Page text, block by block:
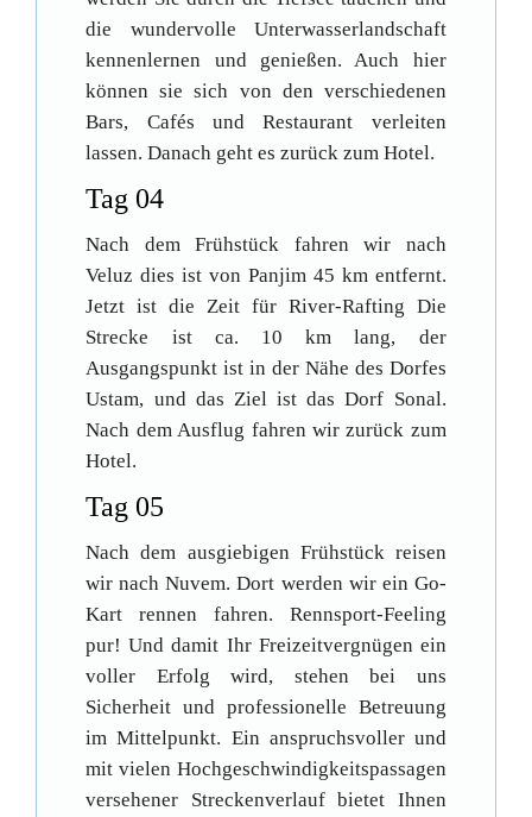
die wundervolle Unterwasserlandschaft
kennenlernen und genießen. Auch hier
können sie sich von den verschiedenen
Bars, Cafés und Restaurant verleiten
lassen. Danach geht es zurück zum Hotel.
Tag 04
Nach dem Frühstück fahren wir nach
Veluz dies ist von Panjim 45 km entfernt.
Jetzt ist die Zeit für River-Rafting Die
Strecke ist ca. 10 km lang, der
Ausgangspunkt ist in der Nähe des Dorfes
Ustam, und das Ziel ist das Dorf Sonal.
Nach dem Ausflug fahren wir zurück zum
Hotel.
Tag 05
Nach dem ausgiebigen Frühstück reisen
wir nach Nuvem. Dort werden wir ein Go-
Kart rennen fahren. Rennsport-Feeling
pur! Und damit Ihr Freizeitvergnügen ein
voller Erfolg wird, stehen bei uns
Sicherheit und professionelle Betreuung
im Mittelpunkt. Ein anspruchsvoller und
mit vielen Hochgeschwindigkeitspassagen
versehener Streckenverlauf bietet Ihnen